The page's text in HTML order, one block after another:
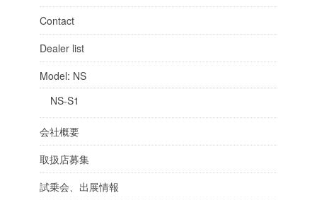
Contact
Dealer list
Model: NS
NS-S1
会社概要
取扱店募集
試乗会、出展情報